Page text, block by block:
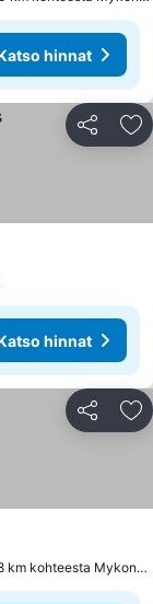
hinnat
Jaa
hinnat
Jaa
km kohteesta